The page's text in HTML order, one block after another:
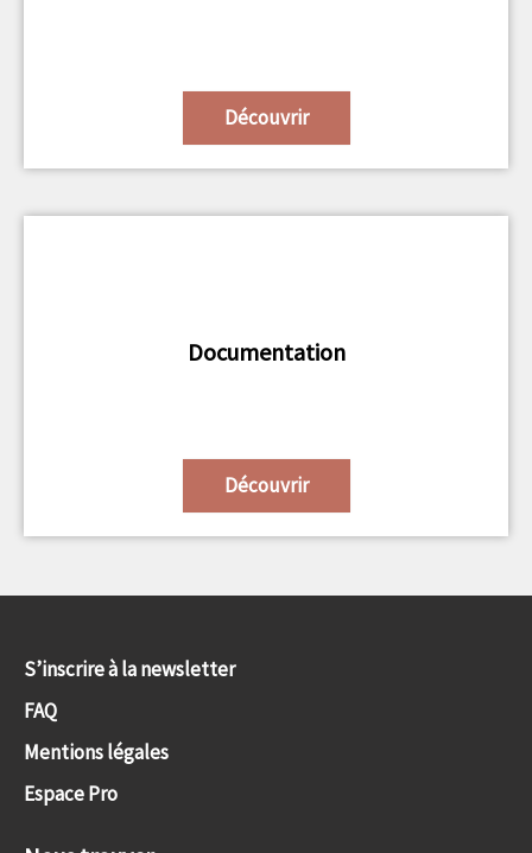
Découvrir
Documentation
Découvrir
S’inscrire à la newsletter
FAQ
Mentions légales
Espace Pro